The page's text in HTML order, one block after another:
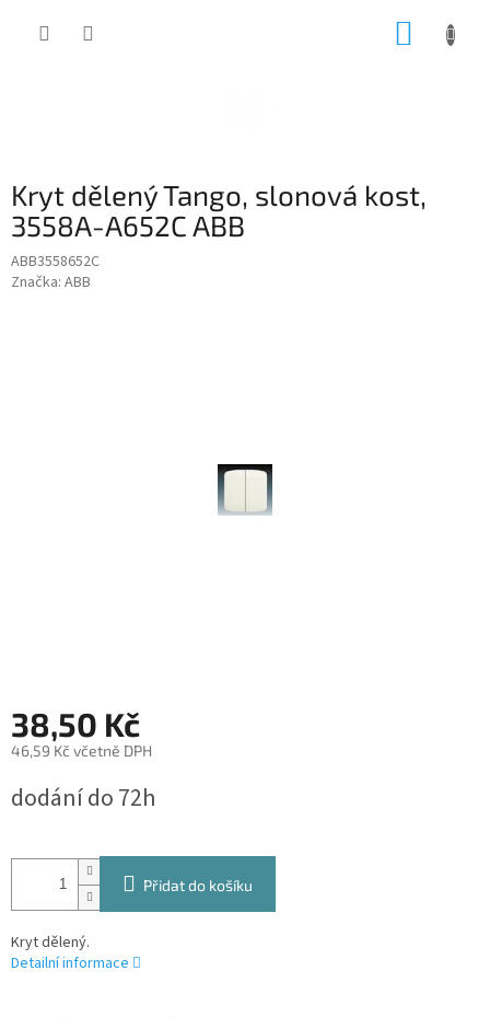
Kryt dělený Tango, slonová kost,
3558A-A652C ABB
ABB3558652C
Značka: ABB
38,50 Kč
46,59 Kč včetně DPH
cena:
dodání do 72h
Přidat do košíku
Kryt dělený.
Detailní informace